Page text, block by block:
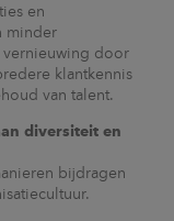
en
minder
door
klantkennis
van talent.
diversiteit en
bijdragen